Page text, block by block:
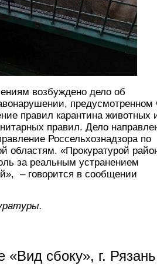
возбуждено дело об
предусмотренном
правил карантина животных
правил. Дело
Россельхознадзора по
областям. «Прокуратурой
за реальным устранением
– говорится в сообщении
«Вид сбоку», г.